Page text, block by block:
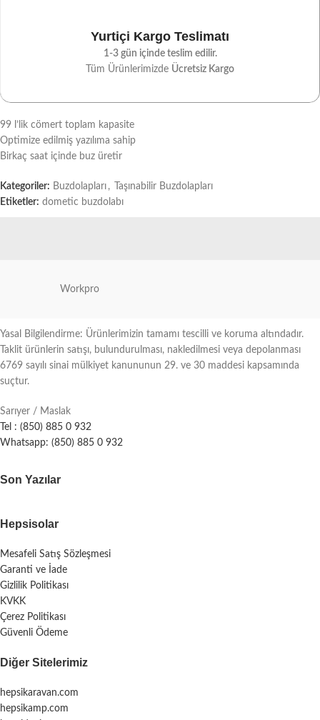
Yurtiçi Kargo Teslimatı
1-3 gün içinde teslim edilir.
Tüm Ürünlerimizde Ücretsiz Kargo
99 l’lik cömert toplam kapasite
Optimize edilmiş yazılıma sahip
Birkaç saat içinde buz üretir
Kategoriler: Buzdolapları ,
Taşınabilir Buzdolapları
Etiketler: dometic buzdolabı
Workpro
Yasal Bilgilendirme: Ürünlerimizin tamamı tescilli ve koruma altındadır.
Taklit ürünlerin satışı, bulundurulması, nakledilmesi veya depolanması
6769 sayılı sinai mülkiyet kanununun 29. ve 30 maddesi kapsamında
suçtur.
Sarıyer / Maslak
Tel : (850) 885 0 932
Whatsapp: (850) 885 0 932
Son Yazılar
Hepsisolar
Mesafeli Satış Sözleşmesi
Garanti ve İade
Gizlilik Politikası
KVKK
Çerez Politikası
Güvenli Ödeme
Diğer Sitelerimiz
hepsikaravan.com
hepsikamp.com